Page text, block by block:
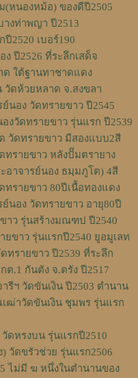
(หนองหม้อ) ของดีปี2505
งท่าพญา ปี2513
2520 เบอร์190
ปี2526 ที่ระลึกเสด็จ
ใต้ฐานทาชาดแดง
วัดห้วยหลาด จ.สงขลา
นอง วัดทรายขาว ปี2545
งวัดทรายขาว รุ่นแรก ปี2539
วัดทรายขาว มีสองแบบ2สี
ทรายขาว หลังปั๊มตรายาง
อาจารย์นอง ธมฺมภูโต) 4สี
รายขาว 80ปีเนื้อทองแดง
นอง วัดทรายขาว อายุ80ปี
าว รุ่นสร้างมณฑป ปี2540
ขาว รุ่นแรกปี2540 ยูอมูเลท
ทรายขาว ปี2539 ที่ระลึก
.1 กันตัง จ.ตรัง ปี2517
ฯ วัดขันเงิน ปี2503 ตำนาน
ฒ่าวัดขันเงิน ชุมพร รุ่นแรก
ดหรงบน รุ่นแรกปี2510
วัดขรัวช่วย รุ่นแรก2506
ไม่มี ฆ หนึ่งในตำนานของ